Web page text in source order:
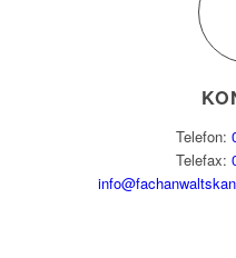
Telefon:
Telefax: